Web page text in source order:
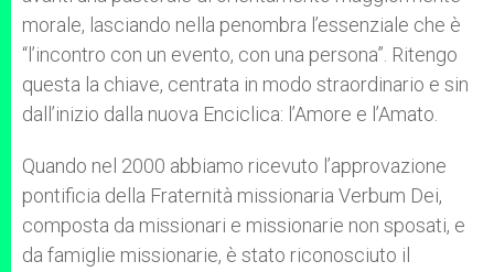
morale, lasciando nella penombra l’essenziale che è
“l’incontro con un evento, con una persona”. Ritengo
questa la chiave, centrata in modo straordinario e sin
dall’inizio dalla nuova Enciclica: l’Amore e l’Amato.
Quando nel 2000 abbiamo ricevuto l’approvazione
pontificia della Fraternità missionaria Verbum Dei,
composta da missionari e missionarie non sposati, e
da famiglie missionarie, è stato riconosciuto il